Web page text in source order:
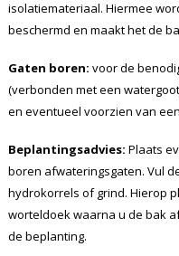
isolatiemateriaal. Hiermee
beschermd en maakt het de
Gaten boren: voor de
(verbonden met een
en eventueel voorzien van
Beplantingsadvies: Plaats
boren afwateringsgaten. Vul
hydrokorrels of grind. Hierop
worteldoek waarna u de bak
de beplanting.